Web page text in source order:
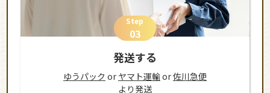
Step
03
発送する
ゆうパック or ヤマト運輸or佐川急便
より発送